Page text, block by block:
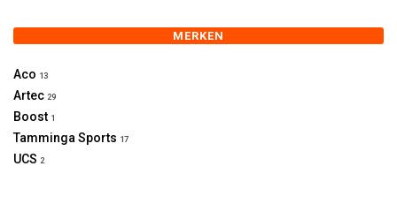
MERKEN
Aco 13
Artec 29
Boost 1
Tamminga Sports 17
UCS 2